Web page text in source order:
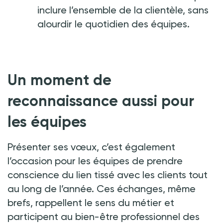
inclure l’ensemble de la clientèle, sans
alourdir le quotidien des équipes.
Un moment de
reconnaissance aussi pour
les équipes
Présenter ses vœux, c’est également
l’occasion pour les équipes de prendre
conscience du lien tissé avec les clients tout
au long de l’année. Ces échanges, même
brefs, rappellent le sens du métier et
participent au bien-être professionnel des